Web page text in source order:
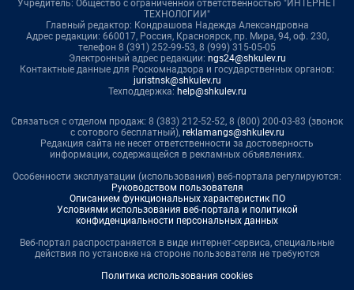
Учредитель: Общество с ограниченной ответственностью "ИНТЕРНЕТ
ТЕХНОЛОГИИ"
Главный редактор: Кондрашова Надежда Александровна
Адрес редакции: 660017, Россия, Красноярск, пр. Мира, 94, оф. 230,
телефон 8 (391) 252-99-53, 8 (999) 315-05-05
Электронный адрес редакции: ngs24@shkulev.ru
Контактные данные для Роскомнадзора и государственных органов:
juristnsk@shkulev.ru
Техподдержка: help@shkulev.ru
Связаться с отделом продаж: 8 (383) 212-52-52, 8 (800) 200-03-83 (звонок
с сотового бесплатный), reklamangs@shkulev.ru
Редакция сайта не несет ответственности за достоверность
информации, содержащейся в рекламных объявлениях.
Особенности эксплуатации (использования) веб-портала регулируются:
Руководством пользователя
Описанием функциональных характеристик ПО
Условиями использования веб-портала и политикой
конфиденциальности персональных данных
Веб-портал распространяется в виде интернет-сервиса, специальные
действия по установке на стороне пользователя не требуются
Политика использования cookies